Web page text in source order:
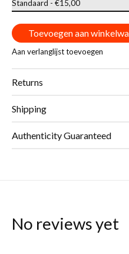
Toevoegen aan
Aan verlanglijst toevoegen
Returns
Shipping
Authenticity Guaranteed
No reviews yet